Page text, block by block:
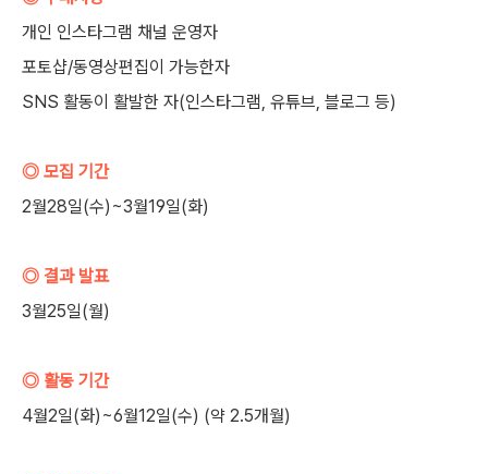
개인 인스타그램 채널 운영자
포토샵/동영상편집이 가능한자
SNS 활동이 활발한 자(인스타그램, 유튜브, 블로그 등)
◎ 모집 기간
2월28일(수)~3월19일(화)
◎ 결과 발표
3월25일(월)
◎ 활동 기간
4월2일(화)~6월12일(수) (약 2.5개월)